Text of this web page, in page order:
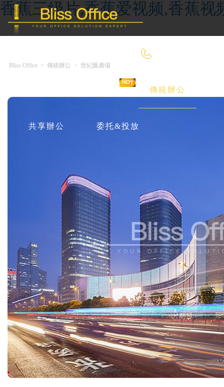
香蕉三级片,香蕉爱视频,香蕉视
傳統辦公
共享辦公 委托&投放
Bliss Office > 傳統辦公 > 世紀匯廣場